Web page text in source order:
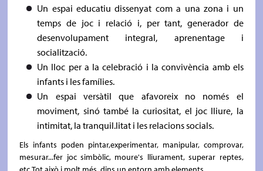
Un espai educatiu dissenyat com a una zona i un
temps de joc i relació i, per tant, generador de
desenvolupament integral, aprenentage i
socialització.
Un lloc per a la celebració i la convivència amb els
infants i les famílies.
Un espai versàtil que afavoreix no només el
moviment, sinó també la curiositat, el joc lliure, la
intimitat, la tranquil.litat i les relacions socials.
Els infants poden pintar,experimentar, manipular, comprovar,
mesurar...fer joc simbòlic, moure's lliurament, superar reptes,